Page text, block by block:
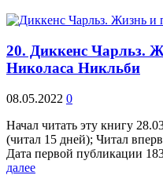
20. Диккенс Чарльз.
Николаса Никльби
08.05.2022 0
Начал читать эту книгу
(читал 15 дней); Читал
Дата первой публикации
далее